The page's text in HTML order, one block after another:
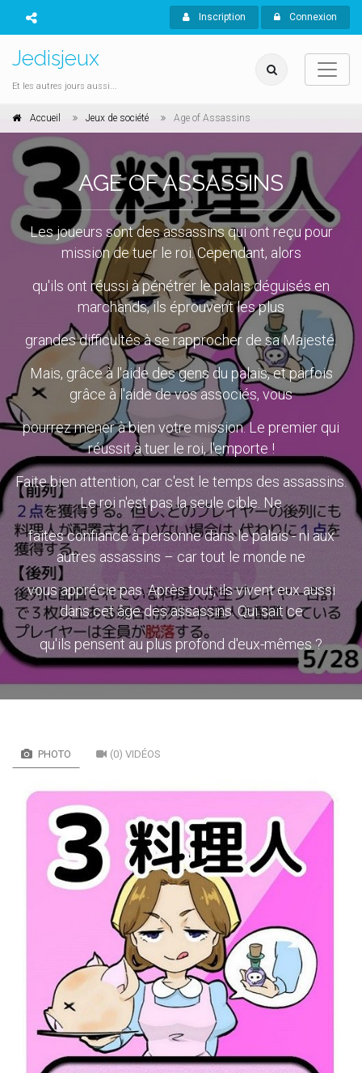
Inscription Connexion
Jedisjeux
Et les autres jours aussi...
Accueil Jeux de société Age of Assassins
AGE OF ASSASSINS
Les joueurs sont des assassins qui ont reçu pour
mission de tuer le roi. Cependant, alors
qu'ils ont réussi à pénétrer le palais déguisés en
marchands, ils éprouvent les plus
grandes difficultés à se rapprocher de sa Majesté.
Mais, grâce à l'aide des gens du palais, et parfois
grâce à l'aide de vos associés, vous
pourrez mener à bien votre mission. Le premier qui
réussit à tuer le roi, l'emporte !
Faite bien attention, car c'est le temps des assassins.
Le roi n'est pas la seule cible. Ne
faites confiance à personne dans le palais - ni aux
autres assassins – car tout le monde ne
vous apprécie pas. Après tout, ils vivent eux aussi
dans cet âge des assassins. Qui sait ce
qu'ils pensent au plus profond d'eux-mêmes ?
PHOTO (0) VIDÉOS